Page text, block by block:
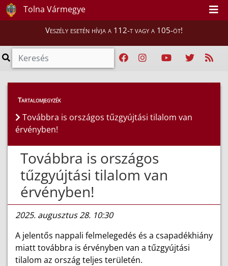
Tolna Vármegye
Veszély esetén hívja a 112-t vagy a 105-öt!
Híreink > Hírek
Tartalomjegyzék
Továbbra is országos tűzgyújtási tilalom van
érvényben!
Továbbra is országos
tűzgyújtási tilalom van
érvényben!
2025. augusztus 28. 10:30
A jelentős nappali felmelegedés és a csapadékhiány
miatt továbbra is érvényben van a tűzgyújtási
tilalom az ország teljes területén.